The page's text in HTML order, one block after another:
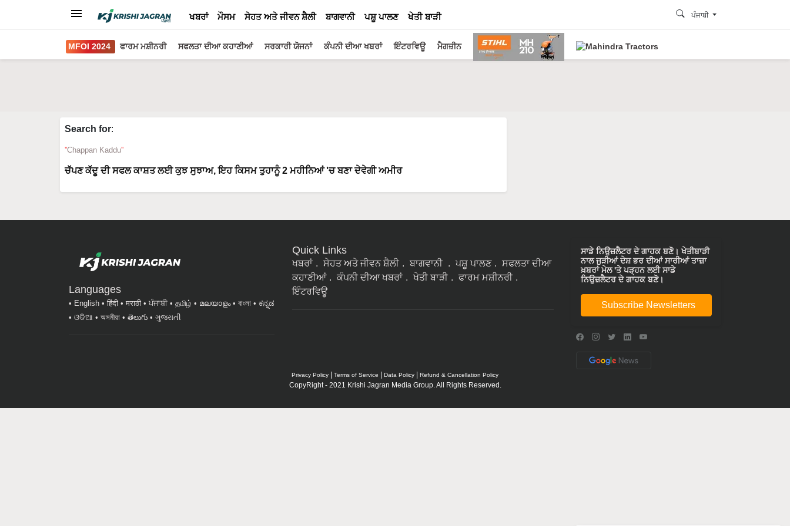
ਖਬਰਾਂ ਮੌਸਮ ਸੇਹਤ ਅਤੇ ਜੀਵਨ ਸ਼ੈਲੀ ਬਾਗਵਾਨੀ ਪਸ਼ੂ ਪਾਲਣ ਖੇਤੀ ਬਾੜੀ ਪੰਜਾਬੀ
MFOI 2024 ਫਾਰਮ ਮਸ਼ੀਨਰੀ ਸਫਲਤਾ ਦੀਆ ਕਹਾਣੀਆਂ ਸਰਕਾਰੀ ਯੋਜਨਾਂ ਕੰਪਨੀ ਦੀਆ ਖਬਰਾਂ ਇੰਟਰਵਿਊ ਮੈਗਜ਼ੀਨ
Search for:
Chappan Kaddu
ਚੱਪਣ ਕੱਦੂ ਦੀ ਸਫਲ ਕਾਸ਼ਤ ਲਈ ਕੁਝ ਸੁਝਾਅ, ਇਹ ਕਿਸਮ ਤੁਹਾਨੂੰ 2 ਮਹੀਨਿਆਂ 'ਚ ਬਣਾ ਦੇਵੇਗੀ ਅਮੀਰ
Languages
English हिंदी मराठी ਪੰਜਾਬੀ தமிழ் മലയാളം বাংলা
ಕನ್ನಡ
ଓଡିଆ
অসমীয়া తెలుగు ગુજરાતી
Quick Links
ਖਬਰਾਂ ਸੇਹਤ ਅਤੇ ਜੀਵਨ ਸ਼ੈਲੀ ਬਾਗਵਾਨੀ ਪਸ਼ੂ ਪਾਲਣ
ਸਫਲਤਾ ਦੀਆ
ਕਹਾਣੀਆਂ
ਕੰਪਨੀ ਦੀਆ ਖਬਰਾਂ ਖੇਤੀ ਬਾੜੀ
ਫਾਰਮ ਮਸ਼ੀਨਰੀ
ਇੰਟਰਵਿਊ
ਸਾਡੇ ਨਿਉਜ਼ਲੈਟਰ ਦੇ ਗਾਹਕ ਬਣੋ। ਖੇਤੀਬਾੜੀ
ਨਾਲ ਜੁੜੀਆਂ ਦੇਸ਼ ਭਰ ਦੀਆਂ ਸਾਰੀਆਂ ਤਾਜ਼ਾ
ਖ਼ਬਰਾਂ ਮੇਲ 'ਤੇ ਪੜ੍ਹਨ ਲਈ ਸਾਡੇ
ਨਿਉਜ਼ਲੈਟਰ ਦੇ ਗਾਹਕ ਬਣੋ।
Subscribe Newsletters
Privacy Policy Terms of Service Data Policy Refund & Cancellation Policy
CopyRight - 2021 Krishi Jagran Media Group. All Rights Reserved.